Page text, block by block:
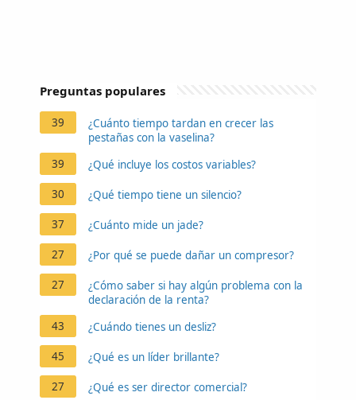
Preguntas populares
39
¿Cuánto tiempo tardan en crecer las
pestañas con la vaselina?
39
¿Qué incluye los costos variables?
30 ¿Qué tiempo tiene un silencio?
37 ¿Cuánto mide un jade?
27 ¿Por qué se puede dañar un compresor?
27
¿Cómo saber si hay algún problema con la
declaración de la renta?
43
¿Cuándo tienes un desliz?
45 ¿Qué es un líder brillante?
27 ¿Qué es ser director comercial?